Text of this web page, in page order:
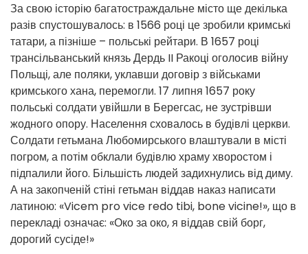
За свою історію багатостраждальне місто ще декілька
разів спустошувалось: в 1566 році це зробили кримські
татари, а пізніше – польські рейтари. В 1657 році
трансільванський князь Дердь II Ракоці оголосив війну
Польщі, але поляки, уклавши договір з військами
кримського хана, перемогли. 17 липня 1657 року
польські солдати увійшли в Берегсас, не зустрівши
жодного опору. Населення сховалось в будівлі церкви.
Солдати гетьмана Любомирського влаштували в місті
погром, а потім обклали будівлю храму хворостом і
підпалили його. Більшість людей задихнулись від диму.
А на закопченій стіні гетьман віддав наказ написати
латиною: «Vicem pro vice redo tibi, bone vicine!», що в
перекладі означає: «Око за око, я віддав свій борг,
дорогий сусіде!»